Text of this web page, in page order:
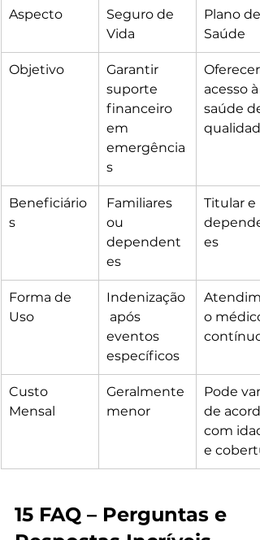
Aspecto
Seguro de
Vida
Plano de
Saúde
Objetivo
Garantir
suporte
financeiro
em
emergência
s
Oferecer
acesso à
saúde de
Beneficiário
s
Familiares
ou
dependent
es
Titular e
es
Forma de
Uso
Indenização
após
eventos
específicos
o médico
contínuo
Custo
Mensal
Geralmente
menor
Pode
de
com
e
15 FAQ – Perguntas e